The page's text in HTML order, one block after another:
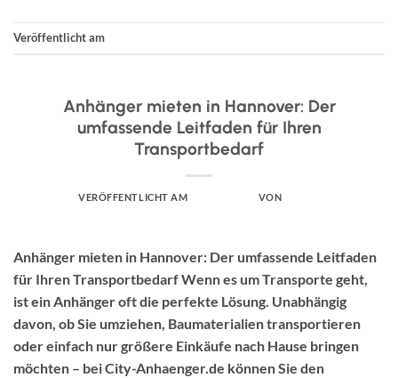
Veröffentlicht am
Anhänger mieten in Hannover: Der
umfassende Leitfaden für Ihren
Transportbedarf
VERÖFFENTLICHT AM VON
Anhänger mieten in Hannover: Der umfassende Leitfaden
für Ihren Transportbedarf Wenn es um Transporte geht,
ist ein Anhänger oft die perfekte Lösung. Unabhängig
davon, ob Sie umziehen, Baumaterialien transportieren
oder einfach nur größere Einkäufe nach Hause bringen
möchten – bei City-Anhaenger.de können Sie den